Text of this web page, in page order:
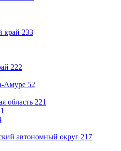
край 233
222
Амуре 52
область 221
автономный округ 217